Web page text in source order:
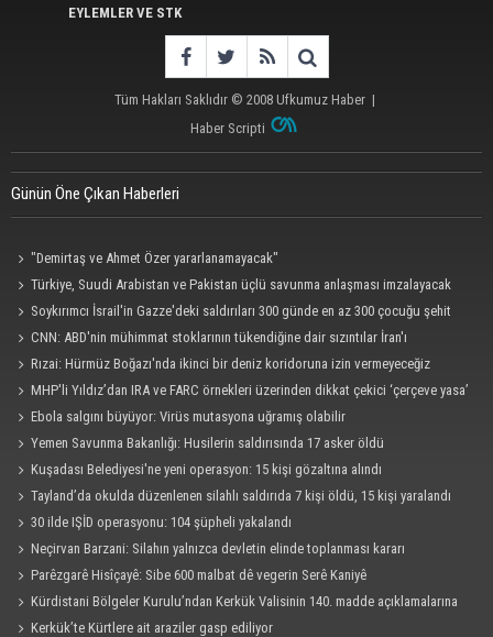
EYLEMLER VE STK
Tüm Hakları Saklıdır © 2008 Ufkumuz Haber |
Haber Scripti
Günün Öne Çıkan Haberleri
"Demirtaş ve Ahmet Özer yararlanamayacak"
Türkiye, Suudi Arabistan ve Pakistan üçlü savunma anlaşması imzalayacak
Soykırımcı İsrail'in Gazze'deki saldırıları 300 günde en az 300 çocuğu şehit
etti CNN: ABD'nin mühimmat stoklarının tükendiğine dair sızıntılar İran'ı
cesaretlendirebilir
Rızai: Hürmüz Boğazı'nda ikinci bir deniz koridoruna izin vermeyeceğiz
MHP'li Yıldız’dan IRA ve FARC örnekleri üzerinden dikkat çekici ‘çerçeve yasa’
açıklaması
Ebola salgını büyüyor: Virüs mutasyona uğramış olabilir
Yemen Savunma Bakanlığı: Husilerin saldırısında 17 asker öldü
Kuşadası Belediyesi'ne yeni operasyon: 15 kişi gözaltına alındı
Tayland’da okulda düzenlenen silahlı saldırıda 7 kişi öldü, 15 kişi yaralandı
30 ilde IŞİD operasyonu: 104 şüpheli yakalandı
Neçirvan Barzani: Silahın yalnızca devletin elinde toplanması kararı
uygulanmalı
Parêzgarê Hisîçayê: Sibe 600 malbat dê vegerin Serê Kaniyê
Kürdistani Bölgeler Kurulu’ndan Kerkük Valisinin 140. madde açıklamalarına
tepkiKerkük’te Kürtlere ait araziler gasp ediliyor